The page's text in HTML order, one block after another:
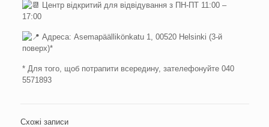
Центр відкритий для відвідування з ПН-ПТ 11:00 –
17:00
Адреса: Asemapäällikönkatu 1, 00520 Helsinki (3-й
поверх)*
* Для того, щоб потрапити всередину, зателефонуйте 040
5571893
Схожі записи